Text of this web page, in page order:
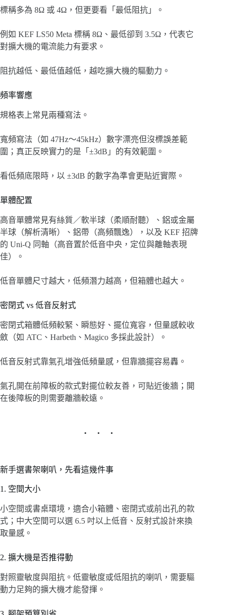
標稱多為 8Ω 或 4Ω，但更要看「最低阻抗」。
例如 KEF LS50 Meta 標稱 8Ω、最低卻到 3.5Ω，代表它
對擴大機的電流能力有要求。
阻抗越低、最低值越低，越吃擴大機的驅動力。
頻率響應
規格表上常見兩種寫法。
寬頻寫法（如 47Hz～45kHz）數字漂亮但沒標誤差範
圍；真正反映實力的是「±3dB」的有效範圍。
看低頻底限時，以 ±3dB 的數字為準會更貼近實際。
單體配置
高音單體常見有絲質／軟半球（柔順耐聽）、鋁或金屬
半球（解析清晰）、鋁帶（高頻飄逸），以及 KEF 招牌
的 Uni-Q 同軸（高音置於低音中央，定位與離軸表現
佳）。
低音單體尺寸越大，低頻潛力越高，但箱體也越大。
密閉式 vs 低音反射式
密閉式箱體低頻較緊、瞬態好、擺位寬容，但量感較收
斂（如 ATC、Harbeth、Magico 多採此設計）。
低音反射式靠氣孔增強低頻量感，但靠牆擺容易轟。
氣孔開在前障板的款式對擺位較友善，可貼近後牆；開
在後障板的則需要離牆較遠。
新手選書架喇叭，先看這幾件事
1. 空間大小
小空間或書桌環境，適合小箱體、密閉式或前出孔的款
式；中大空間可以選 6.5 吋以上低音、反射式設計來換
取量感。
2. 擴大機是否推得動
對照靈敏度與阻抗。低靈敏度或低阻抗的喇叭，需要驅
動力足夠的擴大機才能發揮。